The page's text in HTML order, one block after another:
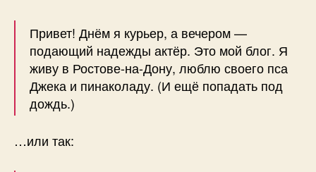
Привет! Днём я курьер, а вечером —
подающий надежды актёр. Это мой блог. Я
живу в Ростове-на-Дону, люблю своего пса
Джека и пинаколаду. (И ещё попадать под
дождь.)
…или так: